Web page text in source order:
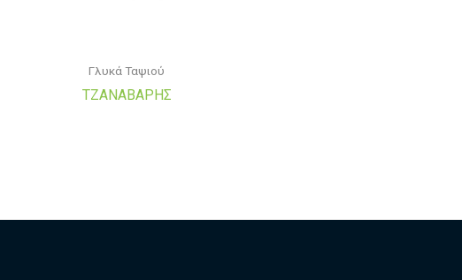
Γλυκά Ταψιού
ΤΖΑΝΑΒΑΡΗΣ